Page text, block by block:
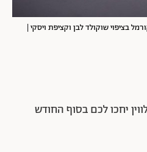
בציפוי שוקולד לבן וקציפת ויסקי |
יחכו לכם בסוף החודש